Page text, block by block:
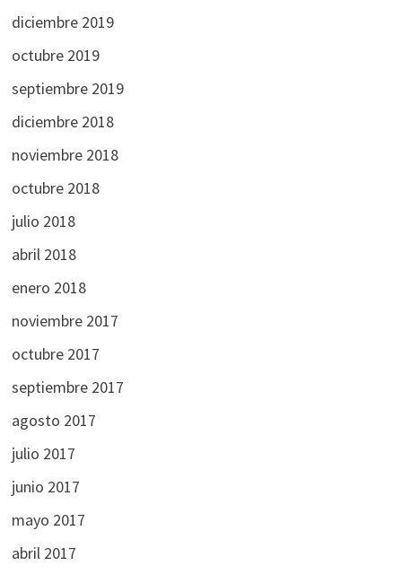
diciembre 2019
octubre 2019
septiembre 2019
diciembre 2018
noviembre 2018
octubre 2018
julio 2018
abril 2018
enero 2018
noviembre 2017
octubre 2017
septiembre 2017
agosto 2017
julio 2017
junio 2017
mayo 2017
abril 2017